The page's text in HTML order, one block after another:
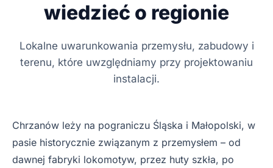
wiedzieć o regionie
Lokalne uwarunkowania przemysłu, zabudowy i
terenu, które uwzględniamy przy projektowaniu
instalacji.
Chrzanów leży na pograniczu Śląska i Małopolski, w
pasie historycznie związanym z przemysłem – od
dawnej fabryki lokomotyw, przez huty szkła, po